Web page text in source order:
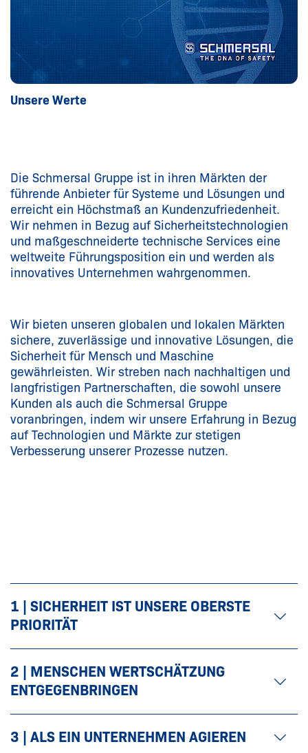
Unsere Werte
Die Schmersal Gruppe ist in ihren Märkten der
führende Anbieter für Systeme und Lösungen und
erreicht ein Höchstmaß an Kundenzufriedenheit.
Wir nehmen in Bezug auf Sicherheitstechnologien
und maßgeschneiderte technische Services eine
weltweite Führungsposition ein und werden als
innovatives Unternehmen wahrgenommen.
Wir bieten unseren globalen und lokalen Märkten
sichere, zuverlässige und innovative Lösungen, die
Sicherheit für Mensch und Maschine
gewährleisten. Wir streben nach nachhaltigen und
langfristigen Partnerschaften, die sowohl unsere
Kunden als auch die Schmersal Gruppe
voranbringen, indem wir unsere Erfahrung in Bezug
auf Technologien und Märkte zur stetigen
Verbesserung unserer Prozesse nutzen.
1 | SICHERHEIT IST UNSERE OBERSTE
PRIORITÄT
2 | MENSCHEN WERTSCHÄTZUNG
ENTGEGENBRINGEN
3 | ALS EIN UNTERNEHMEN AGIEREN